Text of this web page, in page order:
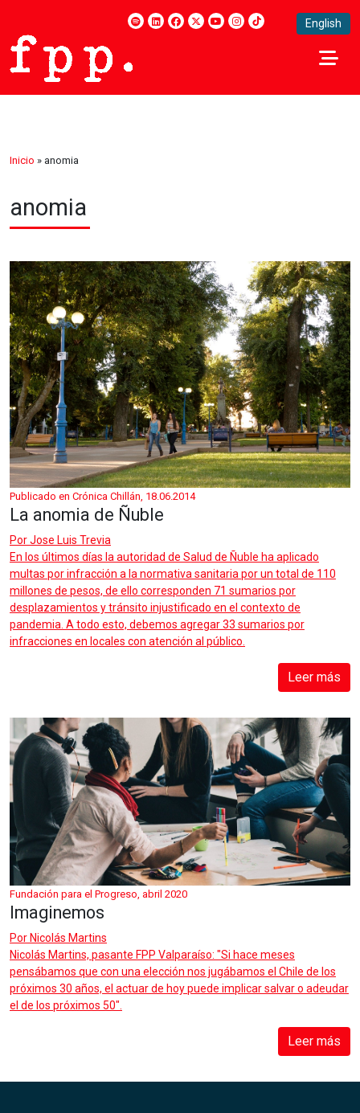
English
Inicio » anomia
anomia
Publicado en Crónica Chillán, 18.06.2014
La anomia de Ñuble
PorJose Luis Trevia
En los últimos días la autoridad de Salud de Ñuble ha aplicado
multas por infracción a la normativa sanitaria por un total de 110
millones de pesos, de ello corresponden 71 sumarios por
desplazamientos y tránsito injustificado en el contexto de
pandemia. A todo esto, debemos agregar 33 sumarios por
infracciones en locales con atención al público.
Leer más
Fundación para el Progreso, abril 2020
Imaginemos
Por Nicolás Martins
Nicolás Martins, pasante FPP Valparaíso: "Si hace meses
pensábamos que con una elección nos jugábamos el Chile de los
próximos 30 años, el actuar de hoy puede implicar salvar o adeudar
el de los próximos 50".
Leer más